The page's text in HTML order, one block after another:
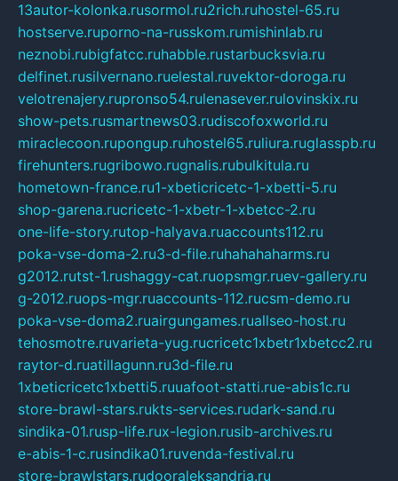
13autor-kolonka.rusormol.ru2rich.ruhostel-65.ru
hostserve.ruporno-na-russkom.rumishinlab.ru
neznobi.rubigfatcc.ruhabble.rustarbucksvia.ru
delfinet.rusilvernano.ruelestal.ruvektor-doroga.ru
velotrenajery.rupronso54.rulenasever.rulovinskix.ru
show-pets.rusmartnews03.rudiscofoxworld.ru
miraclecoon.rupongup.ruhostel65.ruliura.ruglasspb.ru
firehunters.rugribowo.rugnalis.rubulkitula.ru
hometown-france.ru1-xbeticricetc-1-xbetti-5.ru
shop-garena.rucricetc-1-xbetr-1-xbetcc-2.ru
one-life-story.rutop-halyava.ruaccounts112.ru
poka-vse-doma-2.ru3-d-file.ruhahahaharms.ru
g2012.rutst-1.rushaggy-cat.ruopsmgr.ruev-gallery.ru
g-2012.ruops-mgr.ruaccounts-112.rucsm-demo.ru
poka-vse-doma2.ruairgungames.ruallseo-host.ru
tehosmotre.ruvarieta-yug.rucricetc1xbetr1xbetcc2.ru
raytor-d.ruatillagunn.ru3d-file.ru
1xbeticricetc1xbetti5.ruuafoot-statti.rue-abis1c.ru
store-brawl-stars.rukts-services.rudark-sand.ru
sindika-01.rusp-life.rux-legion.rusib-archives.ru
e-abis-1-c.rusindika01.ruvenda-festival.ru
store-brawlstars.rudooraleksandria.ru